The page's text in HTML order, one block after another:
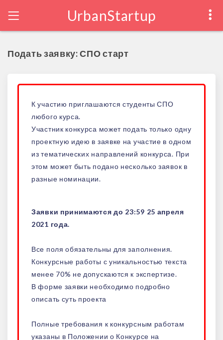
UrbanStartup
Подать заявку: СПО старт
К участию приглашаются студенты СПО
любого курса.
Участник конкурса может подать только одну
проектную идею в заявке на участие в одном
из тематических направлений конкурса. При
этом может быть подано несколько заявок в
разные номинации.
Заявки принимаются до 23:59 25 апреля
2021 года.
Все поля обязательны для заполнения.
Конкурсные работы с уникальностью текста
менее 70% не допускаются к экспертизе.
В форме заявки необходимо подробно
описать суть проекта
Полные требования к конкурсным работам
указаны в Положении о Конкурсе на